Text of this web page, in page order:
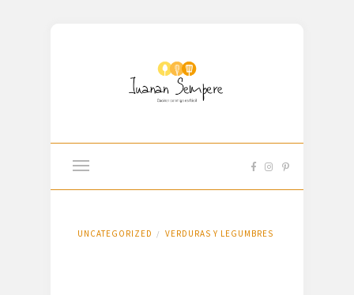
UNCATEGORIZED / VERDURAS Y LEGUMBRES